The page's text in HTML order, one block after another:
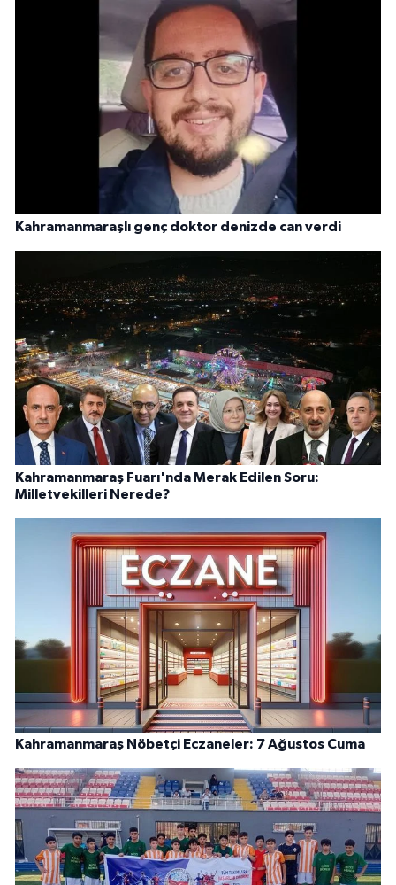
Kahramanmaraşlı genç doktor denizde can verdi
Kahramanmaraş Fuarı'nda Merak Edilen Soru:
Milletvekilleri Nerede?
Kahramanmaraş Nöbetçi Eczaneler: 7 Ağustos Cuma